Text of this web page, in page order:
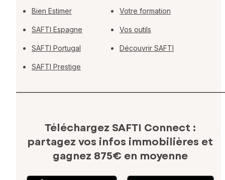
Bien Estimer
SAFTI Espagne
SAFTI Portugal
SAFTI Prestige
Votre formation
Vos outils
Découvrir SAFTI
Téléchargez SAFTI Connect :
partagez vos infos immobilières et
gagnez 875€ en moyenne